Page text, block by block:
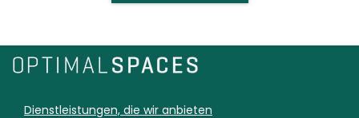
Dienstleistungen, die wir anbieten